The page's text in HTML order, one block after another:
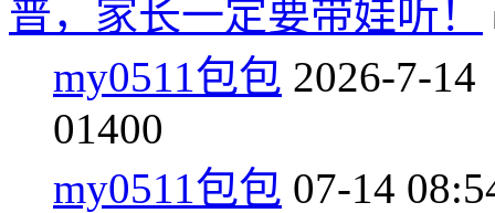
普，家长一定要带娃听！
my0511包包 2026-7-14
01400
my0511包包 07-14